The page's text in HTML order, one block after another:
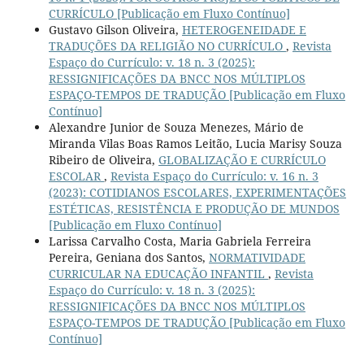
CURRÍCULO [Publicação em Fluxo Contínuo]
Gustavo Gilson Oliveira, HETEROGENEIDADE E
TRADUÇÕES DA RELIGIÃO NO CURRÍCULO , Revista
Espaço do Currículo: v. 18 n. 3 (2025):
RESSIGNIFICAÇÕES DA BNCC NOS MÚLTIPLOS
ESPAÇO-TEMPOS DE TRADUÇÃO [Publicação em Fluxo
Contínuo]
Alexandre Junior de Souza Menezes, Mário de
Miranda Vilas Boas Ramos Leitão, Lucia Marisy Souza
Ribeiro de Oliveira, GLOBALIZAÇÃO E CURRÍCULO
ESCOLAR, Revista Espaço do Currículo: v. 16 n. 3
(2023): COTIDIANOS ESCOLARES, EXPERIMENTAÇÕES
ESTÉTICAS, RESISTÊNCIA E PRODUÇÃO DE MUNDOS
[Publicação em Fluxo Contínuo]
Larissa Carvalho Costa, Maria Gabriela Ferreira
Pereira, Geniana dos Santos, NORMATIVIDADE
CURRICULAR NA EDUCAÇÃO INFANTIL , Revista
Espaço do Currículo: v. 18 n. 3 (2025):
RESSIGNIFICAÇÕES DA BNCC NOS MÚLTIPLOS
ESPAÇO-TEMPOS DE TRADUÇÃO [Publicação em Fluxo
Contínuo]